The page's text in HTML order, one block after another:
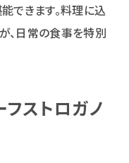
できます。料理に込
、日常の食事を特別
フストロガノ